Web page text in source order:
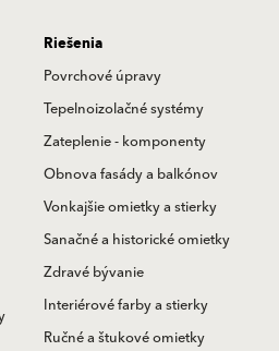
Riešenia
Povrchové úpravy
Tepelnoizolačné systémy
Zateplenie - komponenty
Obnova fasády a balkónov
Vonkajšie omietky a stierky
Sanačné a historické omietky
Zdravé bývanie
Interiérové farby a stierky
Ručné a štukové omietky